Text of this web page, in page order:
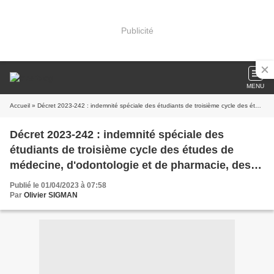
Publicité
MENU
Accueil » Décret 2023-242 : indemnité spéciale des étudiants de troisième cycle des études de médecine, d'odontologie et de pharmacie, des personnels médicaux, odontologiques et pharmaceutiques et du personnel enseignant et hospitalier exerçant leurs fonctions dans certaines collectivités d'outre-mer
Décret 2023-242 : indemnité spéciale des
étudiants de troisième cycle des études de
médecine, d'odontologie et de pharmacie, des
personnels médicaux, odontologiques et
pharmaceutiques et du personnel enseignant et
hospitalier exerçant leurs fonctions dans
Publié le 01/04/2023 à 07:58
Par Olivier SIGMAN